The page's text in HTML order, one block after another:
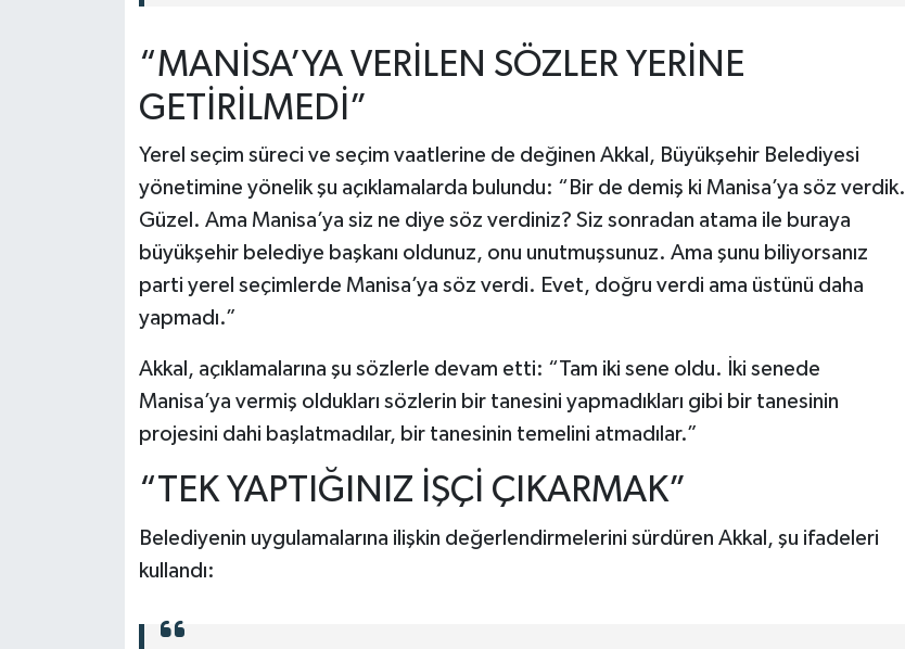
“MANİSA’YA VERİLEN SÖZLER YERİNE
GETİRİLMEDİ”
Yerel seçim süreci ve seçim vaatlerine de değinen Akkal, Büyükşehir Belediyesi
yönetimine yönelik şu açıklamalarda bulundu: “Bir de demiş ki Manisa’ya söz verdik.
Güzel. Ama Manisa’ya siz ne diye söz verdiniz? Siz sonradan atama ile buraya
büyükşehir belediye başkanı oldunuz, onu unutmuşsunuz. Ama şunu biliyorsanız
parti yerel seçimlerde Manisa’ya söz verdi. Evet, doğru verdi ama üstünü daha
yapmadı.”
Akkal, açıklamalarına şu sözlerle devam etti: “Tam iki sene oldu. İki senede
Manisa’ya vermiş oldukları sözlerin bir tanesini yapmadıkları gibi bir tanesinin
projesini dahi başlatmadılar, bir tanesinin temelini atmadılar.”
“TEK YAPTIĞINIZ İŞÇİ ÇIKARMAK”
Belediyenin uygulamalarına ilişkin değerlendirmelerini sürdüren Akkal, şu ifadeleri
kullandı: